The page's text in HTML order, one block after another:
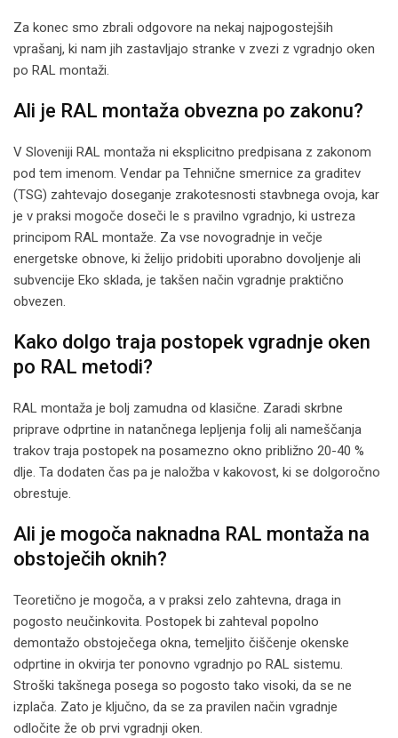
Za konec smo zbrali odgovore na nekaj najpogostejših
vprašanj, ki nam jih zastavljajo stranke v zvezi z vgradnjo oken
po RAL montaži.
Ali je RAL montaža obvezna po zakonu?
V Sloveniji RAL montaža ni eksplicitno predpisana z zakonom
pod tem imenom. Vendar pa Tehnične smernice za graditev
(TSG) zahtevajo doseganje zrakotesnosti stavbnega ovoja, kar
je v praksi mogoče doseči le s pravilno vgradnjo, ki ustreza
principom RAL montaže. Za vse novogradnje in večje
energetske obnove, ki želijo pridobiti uporabno dovoljenje ali
subvencije Eko sklada, je takšen način vgradnje praktično
obvezen.
Kako dolgo traja postopek vgradnje oken
po RAL metodi?
RAL montaža je bolj zamudna od klasične. Zaradi skrbne
priprave odprtine in natančnega lepljenja folij ali nameščanja
trakov traja postopek na posamezno okno približno 20-40 %
dlje. Ta dodaten čas pa je naložba v kakovost, ki se dolgoročno
obrestuje.
Ali je mogoča naknadna RAL montaža na
obstoječih oknih?
Teoretično je mogoča, a v praksi zelo zahtevna, draga in
pogosto neučinkovita. Postopek bi zahteval popolno
demontažo obstoječega okna, temeljito čiščenje okenske
odprtine in okvirja ter ponovno vgradnjo po RAL sistemu.
Stroški takšnega posega so pogosto tako visoki, da se ne
izplača. Zato je ključno, da se za pravilen način vgradnje
odločite že ob prvi vgradnji oken.